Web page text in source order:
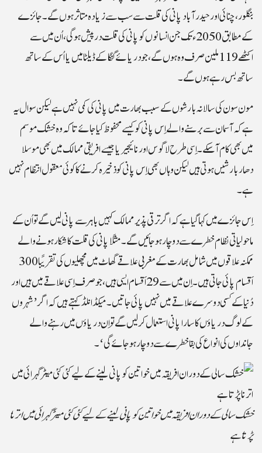
بنگلور، چنائی اور حیدرآباد پانی کی قلت سے سب سے زیادہ متاثر ہوں گے۔ جائزے
کے مطابق 2050ء تک جن انسانوں کو پانی کی قلت درپیش ہو گی، اُن میں سے
اکٹھے 119 ملین صرف وہ ہوں گے، جو دریائے گنگا کے ڈیلٹا میں یا اُس کے ساتھ
ساتھ بس رہے ہوں گے۔
مون سون کی سالانہ بارشوں کے سبب بھارت میں پانی کی کمی نہیں ہے لیکن سوال یہ
ہے کہ آسمان سے برسنے والے اِس پانی کو کیسے محفوظ کیا جائے تاکہ وہ خشک موسم
میں بھی کام آ سکے۔ اِسی طرح لاگوس اورنائیجیریا جیسے افریقی ممالک میں بھی موسلا
دھار بارشیں ہوتی ہیں لیکن وہاں بھی اِس پانی کو ذخیرہ کرنے کا کوئی معقول انتظام نہیں
ہے۔
اِس جائزے میں کہا گیا ہے کہ اگر ترقی پذیر ممالک کہیں باہر سے پانی لیں گے تو اُن کے
ماحولیاتی نظام خطرے سے دوچار ہو جائیں گے۔ مثلاً پانی کی قلت کا شکار ہونے والے
ممکنہ علاقوں میں شامل بھارت کے مغربی علاقے گھاٹ میں مچھلیوں کی تقریباً 300
اَقسام پائی جاتی ہیں۔ اِن میں سے 29 اَقسام ایسی ہیں، جو صرف اِسی علاقے میں ہیں اور
دُنیا کے کسی دوسرے علاقے میں نہیں پائی جاتیں۔ میکڈانلڈ کہتے ہیں کہ اگر ’شہروں
کے لوگ دریاؤں کا سارا پانی استعمال کر لیں گے تو اِن دریاؤں میں رہنے والے
جانداوں کی انواع کی بقا خطرے سے دوچار ہو جائے گی‘۔
خشک سالی کے دوران افریقہ میں خواتین کو پانی لینے کے لیے کئی کئی میٹر گہرائی میں اترنا
پڑتا ہے